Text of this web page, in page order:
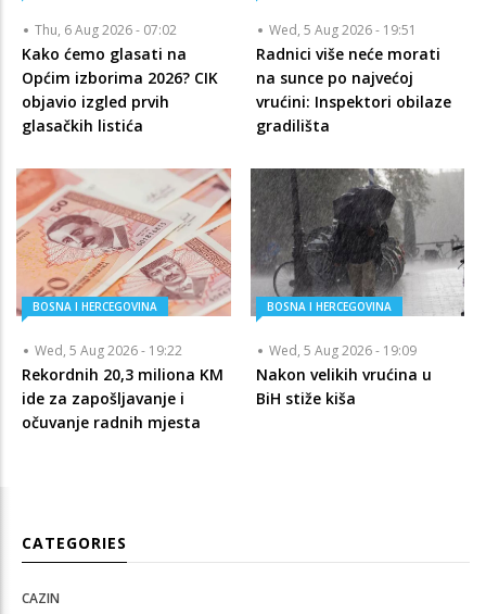
Thu, 6 Aug 2026 - 07:02
Kako ćemo glasati na
Općim izborima 2026? CIK
objavio izgled prvih
glasačkih listića
Wed, 5 Aug 2026 - 19:51
Radnici više neće morati
na sunce po najvećoj
vrućini: Inspektori obilaze
gradilišta
BOSNA I HERCEGOVINA
Wed, 5 Aug 2026 - 19:22
Rekordnih 20,3 miliona KM
ide za zapošljavanje i
očuvanje radnih mjesta
BOSNA I HERCEGOVINA
Wed, 5 Aug 2026 - 19:09
Nakon velikih vrućina u
BiH stiže kiša
CATEGORIES
CAZIN